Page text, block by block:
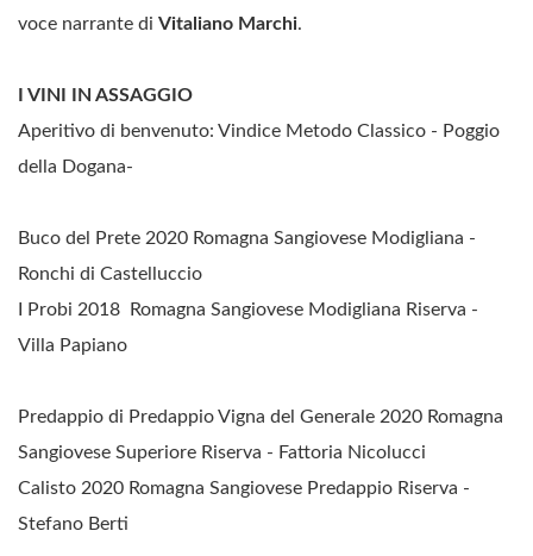
voce narrante di Vitaliano Marchi.
I VINI IN ASSAGGIO
Aperitivo di benvenuto: Vindice Metodo Classico - Poggio
della Dogana-
Buco del Prete 2020 Romagna Sangiovese Modigliana -
Ronchi di Castelluccio
I Probi 2018 Romagna Sangiovese Modigliana Riserva -
Villa Papiano
Predappio di Predappio Vigna del Generale 2020 Romagna
Sangiovese Superiore Riserva - Fattoria Nicolucci
Calisto 2020 Romagna Sangiovese Predappio Riserva -
Stefano Berti